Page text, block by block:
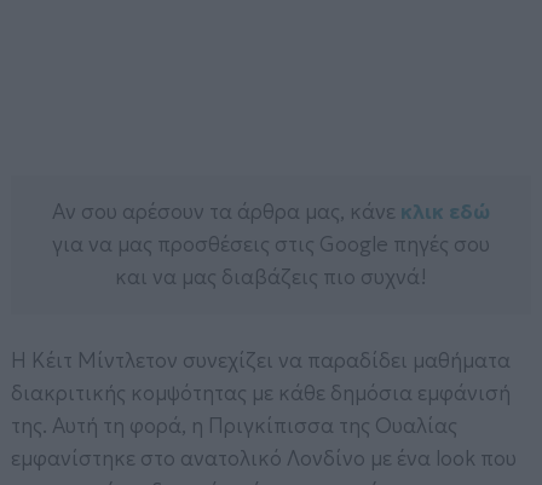
Αν σου αρέσουν τα άρθρα μας, κάνε κλικ εδώ
για να μας προσθέσεις στις Google πηγές σου
και να μας διαβάζεις πιο συχνά!
Η Κέιτ Μίντλετον συνεχίζει να παραδίδει μαθήματα
διακριτικής κομψότητας με κάθε δημόσια εμφάνισή
της. Αυτή τη φορά, η Πριγκίπισσα της Ουαλίας
εμφανίστηκε στο ανατολικό Λονδίνο με ένα look που